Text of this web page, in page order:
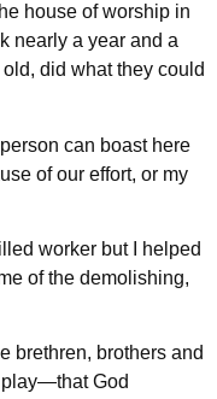
house of worship in
nearly a year and a
did what they could
can boast here
of our effort, or my
worker but I helped
of the demolishing,
brethren, brothers and
play—that God